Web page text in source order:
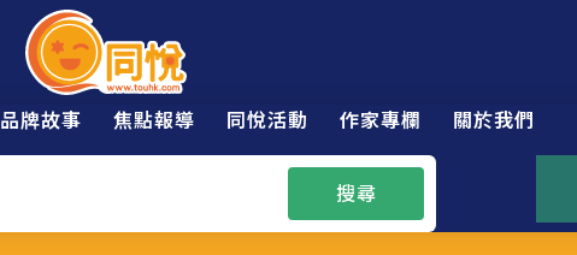
品牌故事 焦點報導 同悅活動 作家專欄 關於我們
搜尋